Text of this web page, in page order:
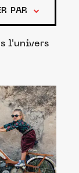
PAR
l'univers